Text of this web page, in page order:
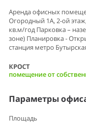
Аренда офисных
Огородный 1А, 2-ой
кв.м/год Парковка –
зоне) Планировка -
станция метро
КРОСТ
помещение от
Параметры
Площадь